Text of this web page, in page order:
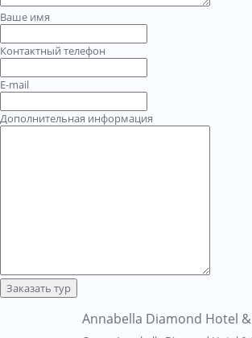
Ваше имя
Контактный телефон
E-mail
Дополнительная информация
Заказать тур
Annabella Diamond Hotel